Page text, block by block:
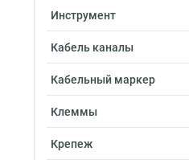
Инструмент
Кабель каналы
Кабельный маркер
Клеммы
Крепеж